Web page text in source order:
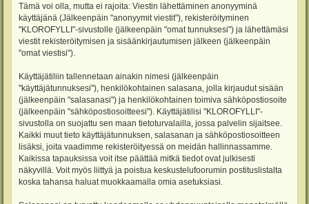
Tämä voi olla, mutta ei rajoita: Viestin lähettäminen anonyyminä
käyttäjänä (Jälkeenpäin "anonyymit viestit"), rekisteröityminen
"KLOROFYLLI"-sivustolle (jälkeenpäin "omat tunnuksesi") ja lähettämäsi
viestit rekisteröitymisen ja sisäänkirjautumisen jälkeen (jälkeenpäin
"omat viestisi").
Käyttäjätiliin tallennetaan ainakin nimesi (jälkeenpäin
"käyttäjätunnuksesi"), henkilökohtainen salasana, jolla kirjaudut sisään
(jälkeenpäin "salasanasi") ja henkilökohtainen toimiva sähköpostiosoite
(jälkeenpäin "sähköpostiosoitteesi"). Käyttäjätilisi "KLOROFYLLI"-
sivustolla on suojattu sen maan tietoturvalailla, jossa palvelin sijaitsee.
Kaikki muut tieto käyttäjätunnuksen, salasanan ja sähköpostiosoitteen
lisäksi, joita vaadimme rekisteröityessä on meidän hallinnassamme.
Kaikissa tapauksissa voit itse päättää mitkä tiedot ovat julkisesti
näkyvillä. Voit myös liittyä ja poistua keskustelufoorumin postituslistalta
koska tahansa haluat muokkaamalla omia asetuksiasi.